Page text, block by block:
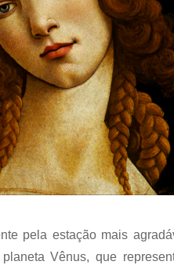
pela estação mais
Vênus, que